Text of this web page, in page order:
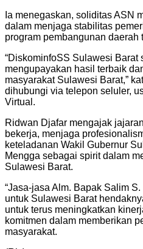
Ia menegaskan, soliditas ASN
dalam menjaga stabilitas
program pembangunan daerah
“DiskominfoSS Sulawesi Barat
mengupayakan hasil terbaik
masyarakat Sulawesi Barat,”
dihubungi via telepon seluler,
Virtual.
Ridwan Djafar mengajak
bekerja, menjaga
keteladanan Wakil Gubernur
Mengga sebagai spirit dalam
Sulawesi Barat.
“Jasa-jasa Alm. Bapak Salim
untuk Sulawesi Barat
untuk terus meningkatkan
komitmen dalam memberikan
masyarakat.